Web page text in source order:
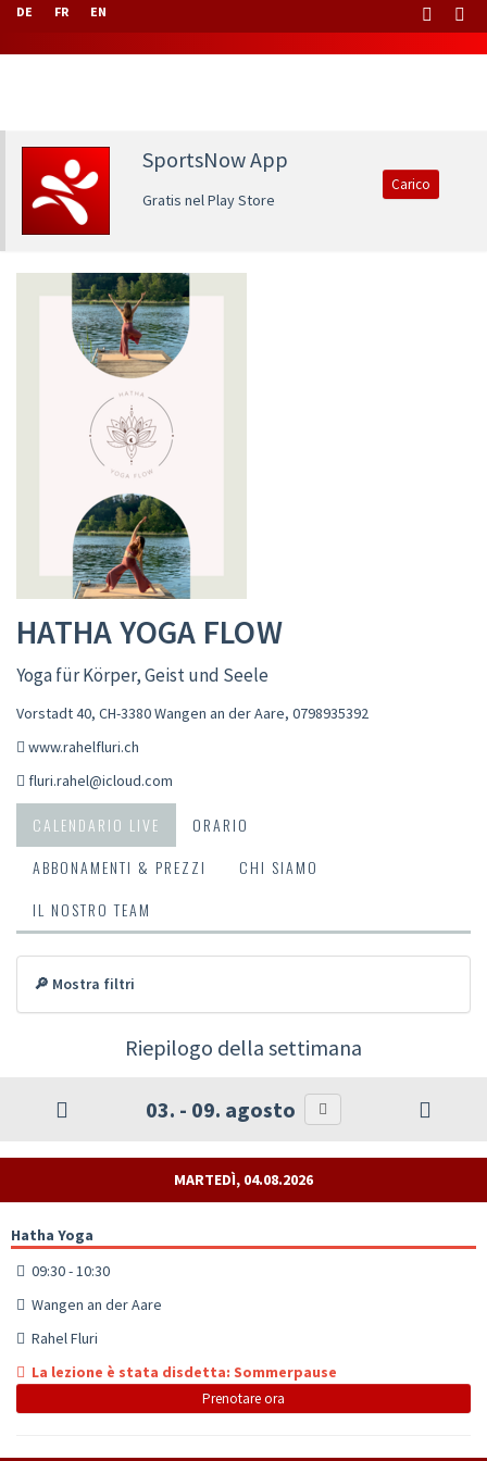
DE FR EN
SportsNow App
Gratis nel Play Store
Carico
HATHA YOGA FLOW
Yoga für Körper, Geist und Seele
Vorstadt 40, CH-3380 Wangen an der Aare, 0798935392
www.rahelfluri.ch
fluri.rahel@icloud.com
CALENDARIO LIVE
ORARIO
ABBONAMENTI & PREZZI
CHI SIAMO
IL NOSTRO TEAM
🔎 Mostra filtri
Riepilogo della settimana
03. - 09. agosto
MARTEDÌ, 04.08.2026
Hatha Yoga
09:30 - 10:30
Wangen an der Aare
Rahel Fluri
La lezione è stata disdetta: Sommerpause
Prenotare ora